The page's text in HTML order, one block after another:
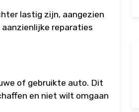
lastig zijn, aangezien
reparaties
of gebruikte auto. Dit
en niet wilt omgaan